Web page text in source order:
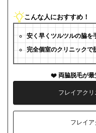
こんな人におすすめ！
安く早くツルツルの脇を
完全個室のクリニックで
両脇脱毛が
フレイアク
フレイ